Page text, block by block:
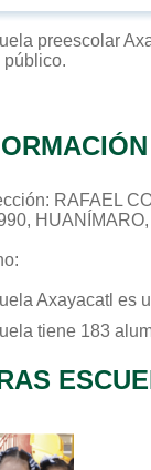
preescolar
público.
RAFAEL
Axayacatl es
tiene 183